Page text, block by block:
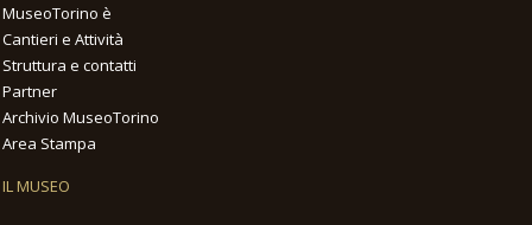
MuseoTorino è
Cantieri e Attività
Struttura e contatti
Partner
Archivio MuseoTorino
Area Stampa
IL MUSEO